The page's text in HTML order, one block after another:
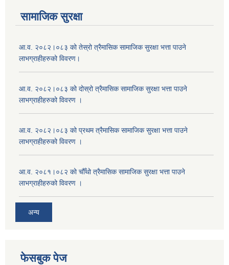
सामाजिक सुरक्षा
आ.व. २०८२।०८३ को तेस्रो त्रैमासिक सामाजिक सुरक्षा भत्ता पाउने
लाभग्राहीहरुको विवरण।
आ.व. २०८२।०८३ को दोस्रो त्रैमासिक सामाजिक सुरक्षा भत्ता पाउने
लाभग्राहीहरुको विवरण ।
आ.व. २०८२।०८३ को प्रथम त्रैमासिक सामाजिक सुरक्षा भत्ता पाउने
लाभग्राहीहरुको विवरण ।
आ.व. २०८१।०८२ को चौँथो त्रैमासिक सामाजिक सुरक्षा भत्ता पाउने
लाभग्राहीहरुको विवरण ।
अन्य
फेसबुक पेज